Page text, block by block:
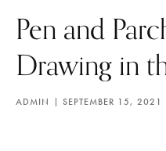
Pen and
Drawing in
ADMIN SEPTEMBER 15, 2021